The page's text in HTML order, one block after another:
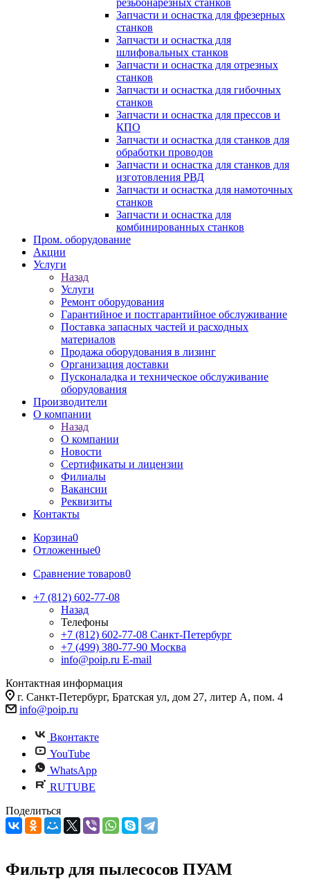
резьбонарезных станков
Запчасти и оснастка для фрезерных
станков
Запчасти и оснастка для
шлифовальных станков
Запчасти и оснастка для отрезных
станков
Запчасти и оснастка для гибочных
станков
Запчасти и оснастка для прессов и
КПО
Запчасти и оснастка для станков для
обработки проводов
Запчасти и оснастка для станков для
изготовления РВД
Запчасти и оснастка для намоточных
станков
Запчасти и оснастка для
комбинированных станков
Пром. оборудование
Акции
Услуги
Назад
Услуги
Ремонт оборудования
Гарантийное и постгарантийное обслуживание
Поставка запасных частей и расходных
материалов
Продажа оборудования в лизинг
Организация доставки
Пусконаладка и техническое обслуживание
оборудования
Производители
О компании
Назад
О компании
Новости
Сертификаты и лицензии
Филиалы
Вакансии
Реквизиты
Контакты
Корзина0
Отложенные0
Сравнение товаров0
+7 (812) 602-77-08
Назад
Телефоны
+7 (812) 602-77-08 Санкт-Петербург
+7 (499) 380-77-90 Москва
info@poip.ru E-mail
Контактная информация
г. Санкт-Петербург, Братская ул, дом 27, литер А, пом. 4
info@poip.ru
Вконтакте
YouTube
WhatsApp
RUTUBE
Поделиться
Фильтр для пылесосов ПУАМ